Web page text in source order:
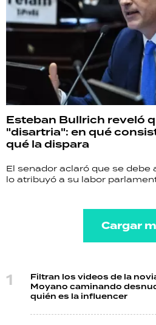
Esteban Bullrich reveló
"disartria": en qué
qué la dispara
El senador aclaró que se debe
lo atribuyó a su labor
Cargar
Filtran los videos de la
Moyano caminando
quién es la influencer